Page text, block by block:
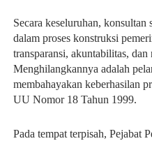
Secara keseluruhan,
dalam proses konstruksi
transparansi, akuntabilitas, dan
Menghilangkannya adalah
membahayakan keberhasilan
UU Nomor 18 Tahun 1999.
Pada tempat terpisah, Pejabat